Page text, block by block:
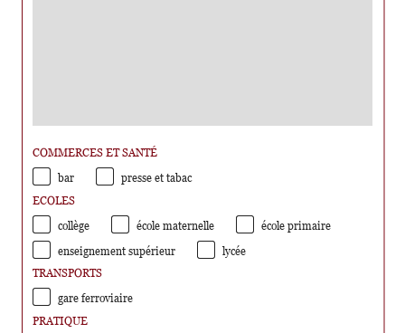
COMMERCES ET SANTÉ
bar
presse et tabac
ECOLES
collège
école maternelle école primaire
enseignement supérieur
lycée
TRANSPORTS
gare ferroviaire
PRATIQUE